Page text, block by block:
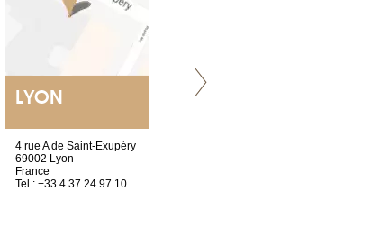
LYON
4 rue A de Saint-Exupéry
69002 Lyon
France
Tel : +33 4 37 24 97 10